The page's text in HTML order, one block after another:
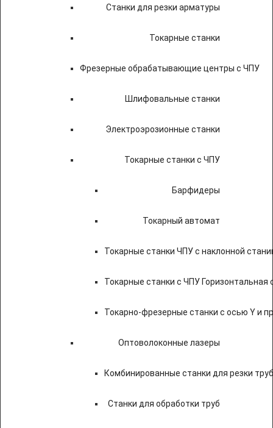
Станки для резки арматуры
Токарные станки
Фрезерные обрабатывающие центры с ЧПУ
Шлифовальные станки
Электроэрозионные станки
Токарные станки с ЧПУ
Барфидеры
Токарный автомат
Токарные станки ЧПУ c наклонной
Токарные станки с ЧПУ Горизонтальная
Токарно-фрезерные станки с осью Y и
Оптоволоконные лазеры
Комбинированные станки для резки
Станки для обработки труб